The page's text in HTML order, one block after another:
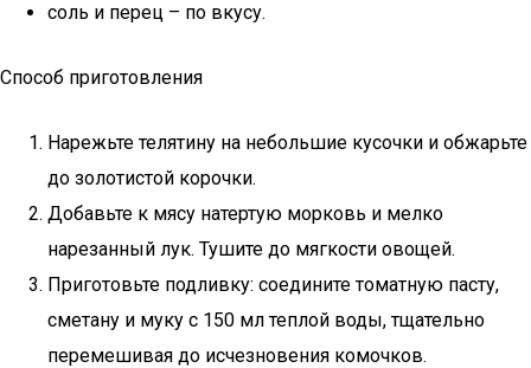
соль и перец – по вкусу.
Способ приготовления
Нарежьте телятину на небольшие кусочки и обжарьте
до золотистой корочки.
Добавьте к мясу натертую морковь и мелко
нарезанный лук. Тушите до мягкости овощей.
Приготовьте подливку: соедините томатную пасту,
сметану и муку с 150 мл теплой воды, тщательно
перемешивая до исчезновения комочков.